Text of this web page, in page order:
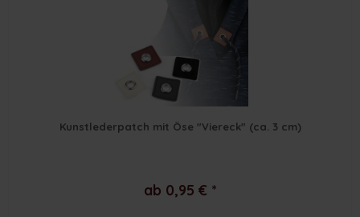
Kunstlederpatch mit Öse "Viereck" (ca. 3 cm)
ab 0,95 € *